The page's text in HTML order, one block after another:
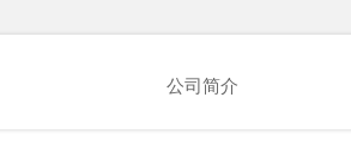
公司简介